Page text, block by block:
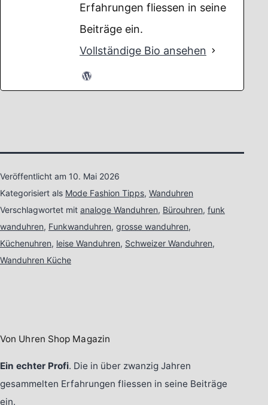
Erfahrungen fliessen in seine
Beiträge ein.
Vollständige Bio ansehen
Veröffentlicht am 10. Mai 2026
Kategorisiert als Mode Fashion Tipps, Wanduhren
Verschlagwortet mit analoge Wanduhren, Bürouhren, funk
wanduhren, Funkwanduhren, grosse wanduhren,
Küchenuhren, leise Wanduhren, Schweizer Wanduhren,
Wanduhren Küche
Von Uhren Shop Magazin
Ein echter Profi. Die in über zwanzig Jahren
gesammelten Erfahrungen fliessen in seine Beiträge
ein.